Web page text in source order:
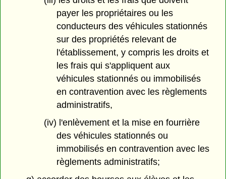
payer les propriétaires ou les
conducteurs des véhicules stationnés
sur des propriétés relevant de
l'établissement, y compris les droits et
les frais qui s'appliquent aux
véhicules stationnés ou immobilisés
en contravention avec les règlements
administratifs,
(iv) l'enlèvement et la mise en fourrière
des véhicules stationnés ou
immobilisés en contravention avec les
règlements administratifs;